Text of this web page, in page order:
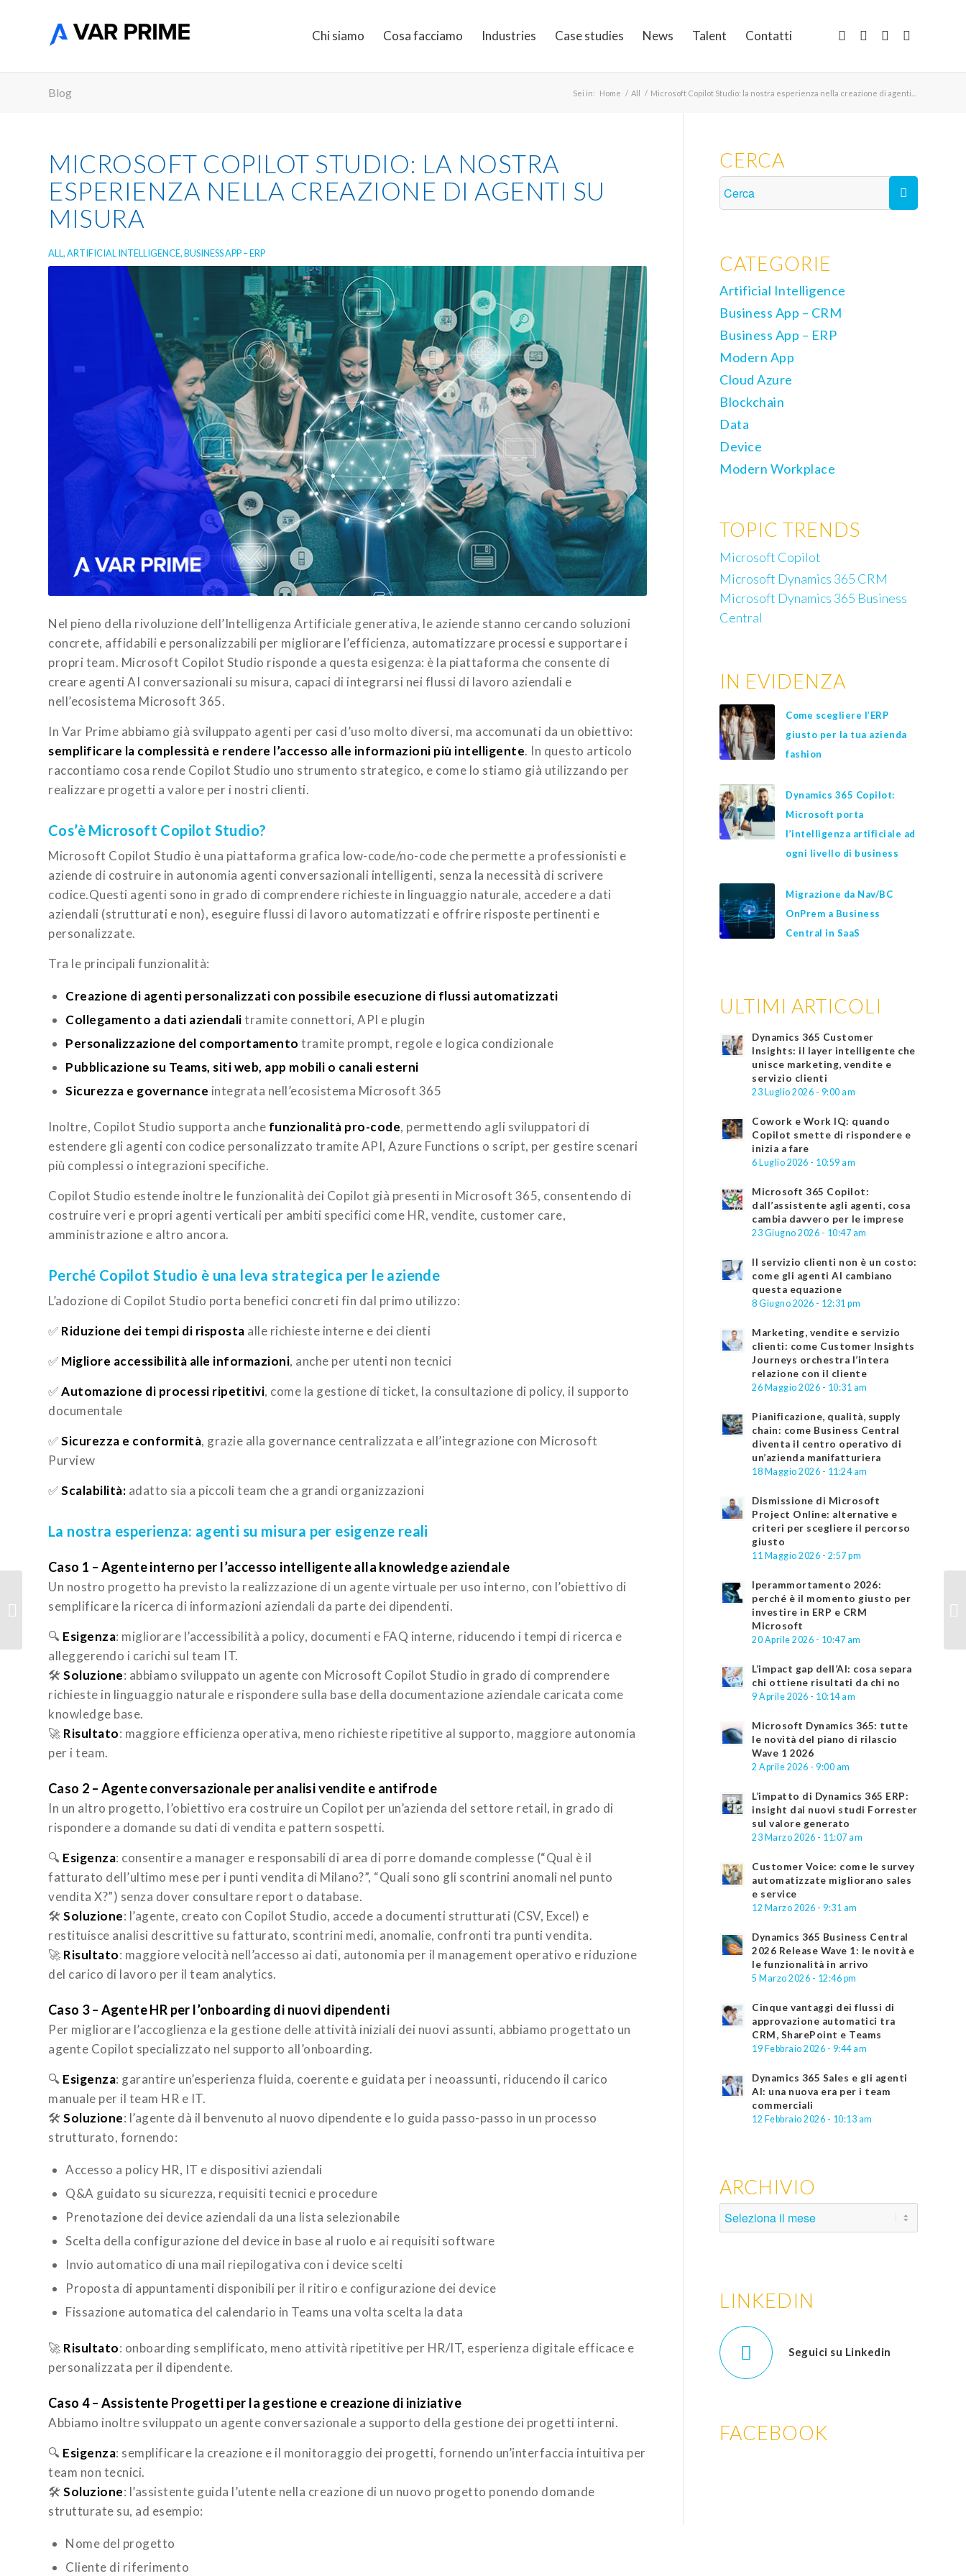
Chi siamo Cosa facciamo Industries Case studies News Talent Contatti
Blog Sei in: Home / All / Microsoft Copilot Studio: la nostra esperienza nella creazione di agenti...
MICROSOFT COPILOT STUDIO: LA NOSTRA
ESPERIENZA NELLA CREAZIONE DI AGENTI SU
MISURA
ALL,ARTIFICIAL INTELLIGENCE,BUSINESS APP – ERP
Nel pieno della rivoluzione dell’Intelligenza Artificiale generativa, le aziende stanno cercando soluzioni
concrete, affidabili e personalizzabili per migliorare l’efficienza, automatizzare processi e supportare i
propri team. Microsoft Copilot Studio risponde a questa esigenza: è la piattaforma che consente di
creare agenti AI conversazionali su misura, capaci di integrarsi nei flussi di lavoro aziendali e
nell’ecosistema Microsoft 365.
In Var Prime abbiamo già sviluppato agenti per casi d’uso molto diversi, ma accomunati da un obiettivo:
semplificare la complessità e rendere l’accesso alle informazioni più intelligente. In questo articolo
raccontiamo cosa rende Copilot Studio uno strumento strategico, e come lo stiamo già utilizzando per
realizzare progetti a valore per i nostri clienti.
Cos’è Microsoft Copilot Studio?
Microsoft Copilot Studio è una piattaforma grafica low-code/no-code che permette a professionisti e
aziende di costruire in autonomia agenti conversazionali intelligenti, senza la necessità di scrivere
codice.Questi agenti sono in grado di comprendere richieste in linguaggio naturale, accedere a dati
aziendali (strutturati e non), eseguire flussi di lavoro automatizzati e offrire risposte pertinenti e
personalizzate.
Tra le principali funzionalità:
Creazione di agenti personalizzati con possibile esecuzione di flussi automatizzati
Collegamento a dati aziendalitramite connettori, API e plugin
Personalizzazione del comportamento tramite prompt, regole e logica condizionale
Pubblicazione su Teams, siti web, app mobili o canali esterni
Sicurezza e governance integrata nell’ecosistema Microsoft 365
Inoltre, Copilot Studio supporta anche funzionalità pro-code, permettendo agli sviluppatori di
estendere gli agenti con codice personalizzato tramite API, Azure Functions o script, per gestire scenari
più complessi o integrazioni specifiche.
Copilot Studio estende inoltre le funzionalità dei Copilot già presenti in Microsoft 365, consentendo di
costruire veri e propri agenti verticali per ambiti specifici come HR, vendite, customer care,
amministrazione e altro ancora.
Perché Copilot Studio è una leva strategica per le aziende
L’adozione di Copilot Studio porta benefici concreti fin dal primo utilizzo:
✅ Riduzione dei tempi di risposta alle richieste interne e dei clienti
✅ Migliore accessibilità alle informazioni, anche per utenti non tecnici
✅Automazione di processi ripetitivi, come la gestione di ticket, la consultazione di policy, il supporto
documentale
✅Sicurezza e conformità, grazie alla governance centralizzata e all’integrazione con Microsoft
Purview
✅Scalabilità: adatto sia a piccoli team che a grandi organizzazioni
La nostra esperienza: agenti su misura per esigenze reali
Caso 1 – Agente interno per l’accesso intelligente alla knowledge aziendale
Un nostro progetto ha previsto la realizzazione di un agente virtuale per uso interno, con l’obiettivo di
semplificare la ricerca di informazioni aziendali da parte dei dipendenti.
🔍 Esigenza: migliorare l’accessibilità a policy, documenti e FAQ interne, riducendo i tempi di ricerca e
alleggerendo i carichi sul team IT.
🛠️ Soluzione: abbiamo sviluppato un agente con Microsoft Copilot Studio in grado di comprendere
richieste in linguaggio naturale e rispondere sulla base della documentazione aziendale caricata come
knowledge base.
🚀 Risultato: maggiore efficienza operativa, meno richieste ripetitive al supporto, maggiore autonomia
per i team.
Caso 2 – Agente conversazionale per analisi vendite e antifrode
In un altro progetto, l’obiettivo era costruire un Copilot per un’azienda del settore retail, in grado di
rispondere a domande su dati di vendita e pattern sospetti.
🔍 Esigenza: consentire a manager e responsabili di area di porre domande complesse (“Qual è il
fatturato dell’ultimo mese per i punti vendita di Milano?”, “Quali sono gli scontrini anomali nel punto
vendita X?”) senza dover consultare report o database.
🛠️ Soluzione: l’agente, creato con Copilot Studio, accede a documenti strutturati (CSV, Excel) e
restituisce analisi descrittive su fatturato, scontrini medi, anomalie, confronti tra punti vendita.
🚀 Risultato: maggiore velocità nell’accesso ai dati, autonomia per il management operativo e riduzione
del carico di lavoro per il team analytics.
Caso 3 – Agente HR per l’onboarding di nuovi dipendenti
Per migliorare l’accoglienza e la gestione delle attività iniziali dei nuovi assunti, abbiamo progettato un
agente Copilot specializzato nel supporto all’onboarding.
🔍 Esigenza: garantire un’esperienza fluida, coerente e guidata per i neoassunti, riducendo il carico
manuale per il team HR e IT.
🛠️ Soluzione: l’agente dà il benvenuto al nuovo dipendente e lo guida passo-passo in un processo
strutturato, fornendo:
Accesso a policy HR, IT e dispositivi aziendali
Q&A guidato su sicurezza, requisiti tecnici e procedure
Prenotazione dei device aziendali da una lista selezionabile
Scelta della configurazione del device in base al ruolo e ai requisiti software
Invio automatico di una mail riepilogativa con i device scelti
Proposta di appuntamenti disponibili per il ritiro e configurazione dei device
Fissazione automatica del calendario in Teams una volta scelta la data
🚀 Risultato: onboarding semplificato, meno attività ripetitive per HR/IT, esperienza digitale efficace e
personalizzata per il dipendente.
Caso 4 – Assistente Progetti per la gestione e creazione di iniziative
Abbiamo inoltre sviluppato un agente conversazionale a supporto della gestione dei progetti interni.
🔍 Esigenza: semplificare la creazione e il monitoraggio dei progetti, fornendo un’interfaccia intuitiva per
team non tecnici.
🛠️ Soluzione: l’assistente guida l’utente nella creazione di un nuovo progetto ponendo domande
strutturate su, ad esempio:
Nome del progetto
Cliente di riferimento
CERCA
CATEGORIE
Artificial Intelligence
Business App – CRM
Business App – ERP
Modern App
Cloud Azure
Blockchain
Data
Device
Modern Workplace
TOPIC TRENDS
Microsoft Copilot
Microsoft Dynamics 365 CRM
Microsoft Dynamics 365 Business
Central
IN EVIDENZA
Come scegliere l’ERP
giusto per la tua azienda
fashion
Dynamics 365 Copilot:
Microsoft porta
l’intelligenza artificiale ad
ogni livello di business
Migrazione da Nav/BC
OnPrem a Business
Central in SaaS
ULTIMI ARTICOLI
Dynamics 365 Customer
Insights: il layer intelligente che
unisce marketing, vendite e
servizio clienti
23 Luglio 2026 - 9:00 am
Cowork e Work IQ: quando
Copilot smette di rispondere e
inizia a fare
6 Luglio 2026 - 10:59 am
Microsoft 365 Copilot:
dall’assistente agli agenti, cosa
cambia davvero per le imprese
23 Giugno 2026 - 10:47 am
Il servizio clienti non è un costo:
come gli agenti AI cambiano
questa equazione
8 Giugno 2026 - 12:31 pm
Marketing, vendite e servizio
clienti: come Customer Insights
Journeys orchestra l’intera
relazione con il cliente
26 Maggio 2026 - 10:31 am
Pianificazione, qualità, supply
chain: come Business Central
diventa il centro operativo di
un’azienda manifatturiera
18 Maggio 2026 - 11:24 am
Dismissione di Microsoft
Project Online: alternative e
criteri per scegliere il percorso
giusto
11 Maggio 2026 - 2:57 pm
Iperammortamento 2026:
perché è il momento giusto per
investire in ERP e CRM
Microsoft
20 Aprile 2026 - 10:47 am
L’impact gap dell’AI: cosa separa
chi ottiene risultati da chi no
9 Aprile 2026 - 10:14 am
Microsoft Dynamics 365: tutte
le novità del piano di rilascio
Wave 1 2026
2 Aprile 2026 - 9:00 am
L’impatto di Dynamics 365 ERP:
insight dai nuovi studi Forrester
sul valore generato
23 Marzo 2026 - 11:07 am
Customer Voice: come le survey
automatizzate migliorano sales
e service
12 Marzo 2026 - 9:31 am
Dynamics 365 Business Central
2026 Release Wave 1: le novità e
le funzionalità in arrivo
5 Marzo 2026 - 12:46 pm
Cinque vantaggi dei flussi di
approvazione automatici tra
CRM, SharePoint e Teams
19 Febbraio 2026 - 9:44 am
Dynamics 365 Sales e gli agenti
AI: una nuova era per i team
commerciali
12 Febbraio 2026 - 10:13 am
ARCHIVIO
LINKEDIN
Seguici su Linkedin
FACEBOOK
ERP e agenti autonomi:
Microsoft presenta
Dynamics 365